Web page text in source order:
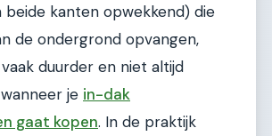
beide kanten opwekkend) die
de ondergrond opvangen,
duurder en niet altijd
je in-dak
gaat kopen. In de praktijk